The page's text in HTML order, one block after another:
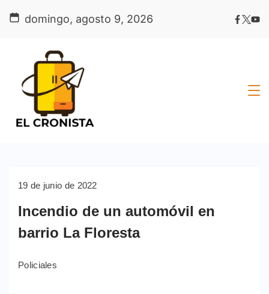
domingo, agosto 9, 2026
19 de junio de 2022
Incendio de un automóvil en
barrio La Floresta
Policiales